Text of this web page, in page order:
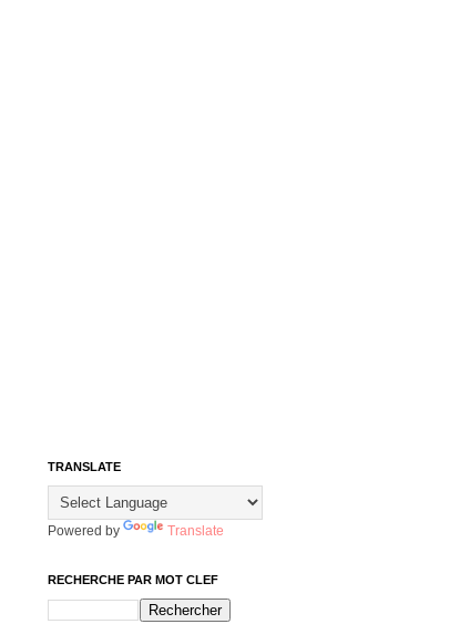
TRANSLATE
Powered by Translate
RECHERCHE PAR MOT CLEF